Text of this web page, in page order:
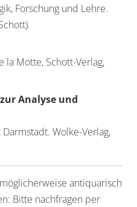
Forschung und Lehre.
la Motte, Schott-Verlag,
Analyse und
Wolke-Verlag,
antiquarisch
Bitte nachfragen per